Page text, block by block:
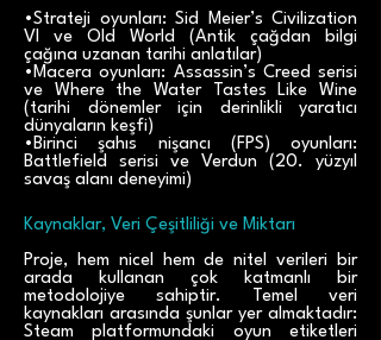
•Strateji oyunları: Sid Meier’s Civilization
VI ve Old World (Antik çağdan bilgi
çağına uzanan tarihi anlatılar)
•Macera oyunları: Assassin’s Creed serisi
ve Where the Water Tastes Like Wine
(tarihi dönemler için derinlikli yaratıcı
dünyaların keşfi)
•Birinci şahıs nişancı (FPS) oyunları:
Battlefield serisi ve Verdun (20. yüzyıl
savaş alanı deneyimi)
Kaynaklar, Veri Çeşitliliği ve Miktarı
Proje, hem nicel hem de nitel verileri bir
arada kullanan çok katmanlı bir
metodolojiye sahiptir. Temel veri
kaynakları arasında şunlar yer almaktadır:
Steam platformundaki oyun etiketleri